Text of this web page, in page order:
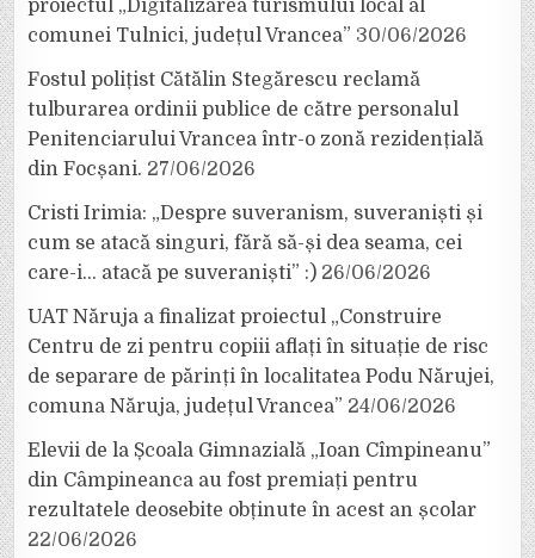
proiectul „Digitalizarea turismului local al
comunei Tulnici, județul Vrancea” 30/06/2026
Fostul polițist Cătălin Stegărescu reclamă
tulburarea ordinii publice de către personalul
Penitenciarului Vrancea într-o zonă rezidențială
din Focșani. 27/06/2026
Cristi Irimia: „Despre suveranism, suveraniști și
cum se atacă singuri, fără să-și dea seama, cei
care-i… atacă pe suveraniști” :) 26/06/2026
UAT Năruja a finalizat proiectul „Construire
Centru de zi pentru copiii aflați în situație de risc
de separare de părinți în localitatea Podu Nărujei,
comuna Năruja, județul Vrancea” 24/06/2026
Elevii de la Școala Gimnazială „Ioan Cîmpineanu”
din Câmpineanca au fost premiați pentru
rezultatele deosebite obținute în acest an școlar
22/06/2026